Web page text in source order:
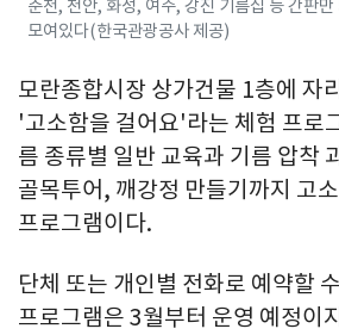
춘천, 천안, 화성, 여주, 강진 기름집 등 간판만
모여있다(한국관광공사 제공)
모란종합시장 상가건물 1층에 자
'고소함을 걸어요'라는 체험 프로
름 종류별 일반 교육과 기름 압착
골목투어, 깨강정 만들기까지 고
프로그램이다.
단체 또는 개인별 전화로 예약할
프로그램은 3월부터 운영 예정이